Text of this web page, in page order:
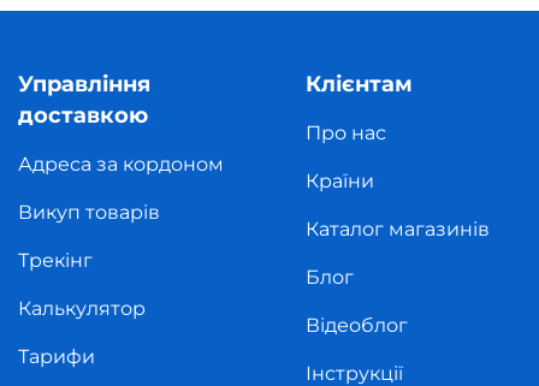
Управління
доставкою
Адреса за кордоном
Викуп товарів
Трекінг
Калькулятор
Тарифи
Клієнтам
Про нас
Країни
Каталог магазинів
Блог
Відеоблог
Інструкції